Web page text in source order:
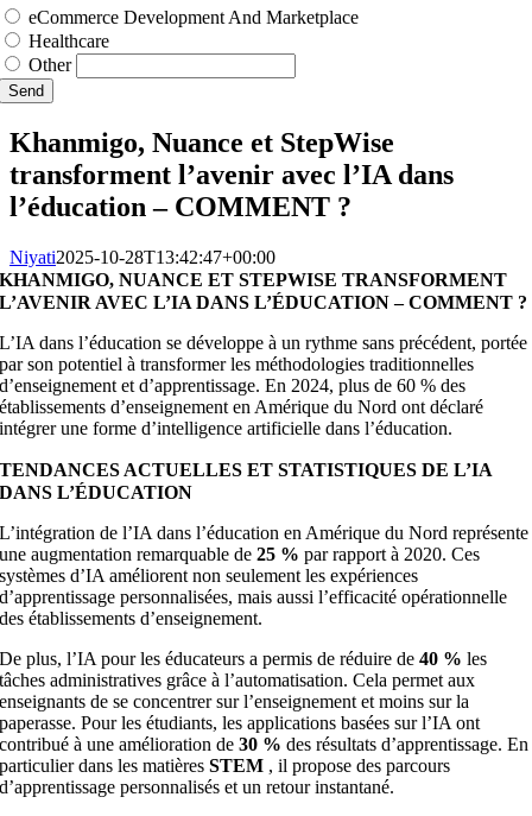
eCommerce Development And Marketplace
Healthcare
Other
Send
Khanmigo, Nuance et StepWise
transforment l’avenir avec l’IA dans
l’éducation – COMMENT ?
Niyati2025-10-28T13:42:47+00:00
KHANMIGO, NUANCE ET STEPWISE TRANSFORMENT
L’AVENIR AVEC L’IA DANS L’ÉDUCATION – COMMENT ?
L’IA dans l’éducation se développe à un rythme sans précédent, portée
par son potentiel à transformer les méthodologies traditionnelles
d’enseignement et d’apprentissage. En 2024, plus de 60 % des
établissements d’enseignement en Amérique du Nord ont déclaré
intégrer une forme d’intelligence artificielle dans l’éducation.
TENDANCES ACTUELLES ET STATISTIQUES DE L’IA
DANS L’ÉDUCATION
L’intégration de l’IA dans l’éducation en Amérique du Nord représente
une augmentation remarquable de25 % par rapport à 2020. Ces
systèmes d’IA améliorent non seulement les expériences
d’apprentissage personnalisées, mais aussi l’efficacité opérationnelle
des établissements d’enseignement.
De plus, l’IA pour les éducateurs a permis de réduire de40 % les
tâches administratives grâce à l’automatisation. Cela permet aux
enseignants de se concentrer sur l’enseignement et moins sur la
paperasse. Pour les étudiants, les applications basées sur l’IA ont
contribué à une amélioration de30 % des résultats d’apprentissage. En
particulier dans les matièresSTEM , il propose des parcours
d’apprentissage personnalisés et un retour instantané.